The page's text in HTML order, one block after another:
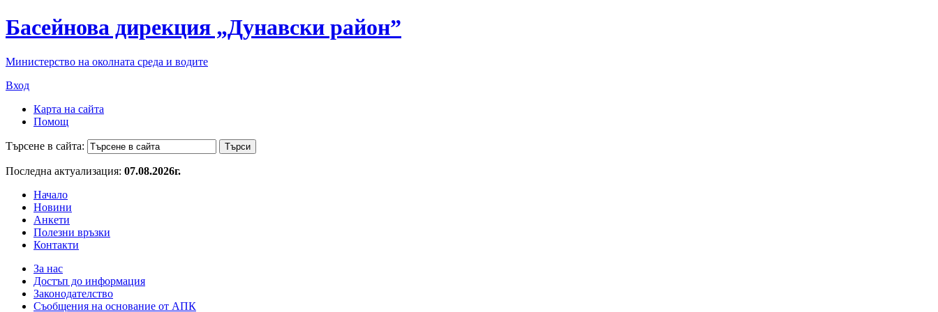
Басейнова дирекция „Дунавски район”
Министерство на околната среда и водите
Вход
Карта на сайта
Помощ
Търсене в сайта:
Последна актуализация: 07.08.2026г.
Начало
Новини
Анкети
Полезни връзки
Контакти
За нас
Достъп до информация
Законодателство
Съобщения на основание от АПК